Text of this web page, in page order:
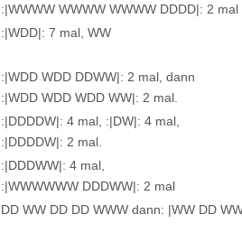
:|WWWW WWWW WWWW DDDD|: 2 mal
:|WDD|: 7 mal, WW
:|WDD WDD DDWW|: 2 mal, dann
:|WDD WDD WDD WW|: 2 mal.
:|DDDDW|: 4 mal, :|DW|: 4 mal,
:|DDDDW|: 2 mal.
:|DDDWW|: 4 mal,
:|WWWWWW DDDWW|: 2 mal
DD WW DD DD WWW dann: |WW DD